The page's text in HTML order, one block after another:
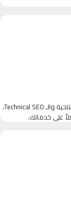
بنخلي جوجل يحب موقعك! من خلال تحسين الكلمات المفتاحية والـ Technical SEO،
على خدماتك.